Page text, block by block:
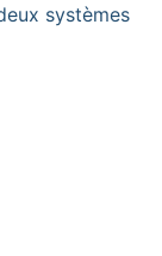
systèmes